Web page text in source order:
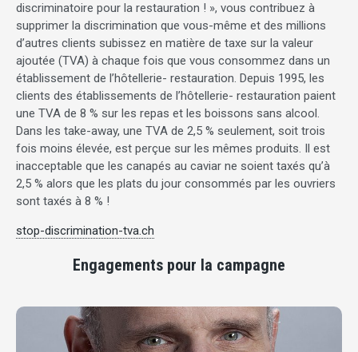
discriminatoire pour la restauration ! », vous contribuez à
supprimer la discrimination que vous-même et des millions
d’autres clients subissez en matière de taxe sur la valeur
ajoutée (TVA) à chaque fois que vous consommez dans un
établissement de l’hôtellerie- restauration. Depuis 1995, les
clients des établissements de l’hôtellerie- restauration paient
une TVA de 8 % sur les repas et les boissons sans alcool.
Dans les take-away, une TVA de 2,5 % seulement, soit trois
fois moins élevée, est perçue sur les mêmes produits. Il est
inacceptable que les canapés au caviar ne soient taxés qu’à
2,5 % alors que les plats du jour consommés par les ouvriers
sont taxés à 8 % !
stop-discrimination-tva.ch
Engagements pour la campagne